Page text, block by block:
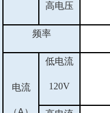
高电压
频率
电流
低电流
120V